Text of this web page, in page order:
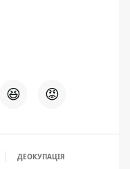
😆 😡
ДЕОКУПАЦІЯ